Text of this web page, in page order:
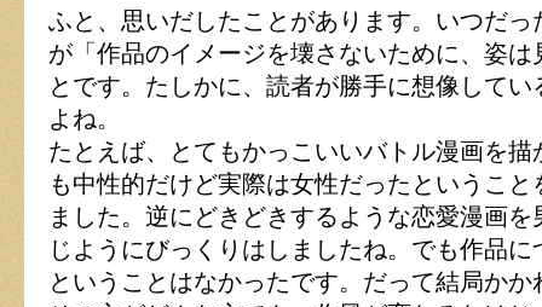
去
の
遺
産
は
ふと、思いだしたことがあります。いつだ
が「作品のイメージを壊さないために、姿
とです。たしかに、読者が勝手に想像して
よね。
たとえば、とてもかっこいいバトル漫画を
も中性的だけど実際は女性だったというこ
ました。逆にどきどきするような恋愛漫画
じようにびっくりはしましたね。でも作品
ということはなかったです。だって結局か